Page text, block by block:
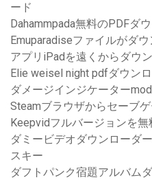
ード
Dahammpada無料のPDFダ
Emuparadiseファイルがダ
アプリiPadを遠くからダウ
Elie weisel night pdfダウン
ダメージインジケーター
Steamブラウザからセーブ
Keepvidフルバージョンを
ダミービデオダウンローダ
スキー
ダフトパンク宿題アルバム